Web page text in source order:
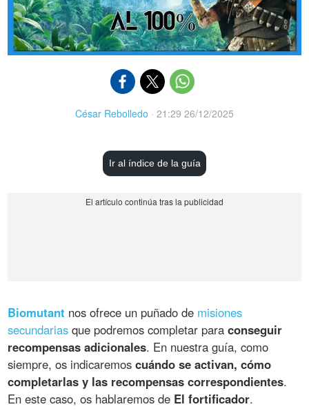
César Rebolledo · 21:29 26/12/2025
Ir al índice de la guía
Biomutant nos ofrece un puñado de misiones
secundarias que podremos completar paraconseguir
recompensas adicionales. En nuestra guía, como
siempre, os indicaremoscuándo se activan, cómo
completarlas y las recompensas correspondientes.
En este caso, os hablaremos de El fortificador.